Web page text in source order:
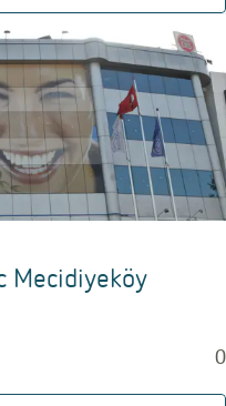
Mecidiyeköy
0